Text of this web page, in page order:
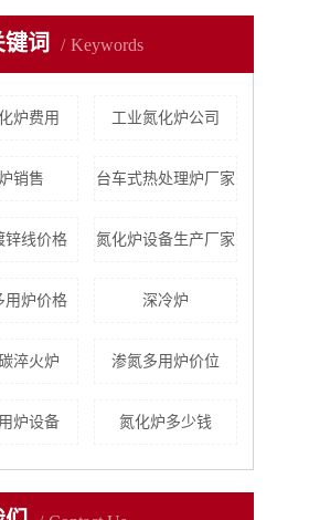
词 Keywords
炉费用 工业氮化炉公司
销售 台车式热处理炉厂家
锌线价格 氮化炉设备生产厂家
用炉价格 深冷炉
淬火炉 渗氮多用炉价位
炉设备 氮化炉多少钱